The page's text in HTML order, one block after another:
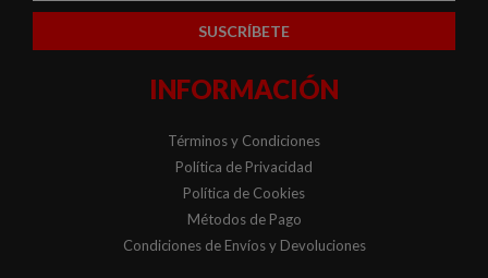
INFORMACIÓN
Términos y Condiciones
Política de Privacidad
Política de Cookies
Métodos de Pago
Condiciones de Envíos y Devoluciones
SUSCRÍBETE